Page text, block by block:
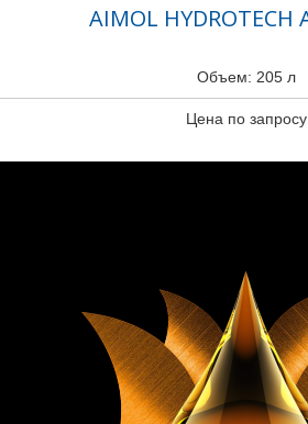
AIMOL HYDROTECH
Объем: 205 л
Цена по запросу